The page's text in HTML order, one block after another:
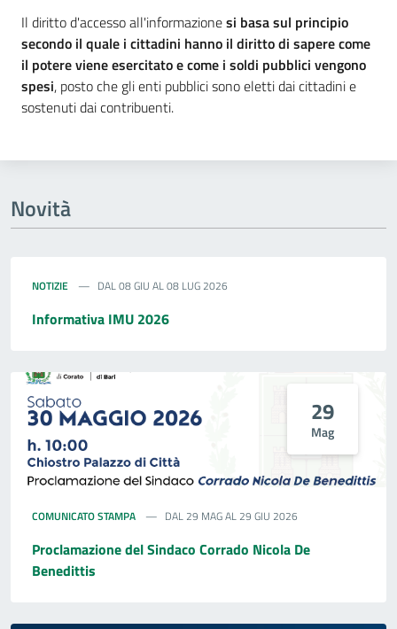
Il diritto d'accesso all'informazionesi basa sul principio
secondo il quale i cittadini hanno il diritto di sapere come
il potere viene esercitato e come i soldi pubblici vengono
spesi, posto che gli enti pubblici sono eletti dai cittadini e
sostenuti dai contribuenti.
Novità
NOTIZIE DAL 08 GIU AL 08 LUG 2026
Informativa IMU 2026
29
Mag
COMUNICATO STAMPA DAL 29 MAG AL 29 GIU 2026
Proclamazione del Sindaco Corrado Nicola De
Benedittis